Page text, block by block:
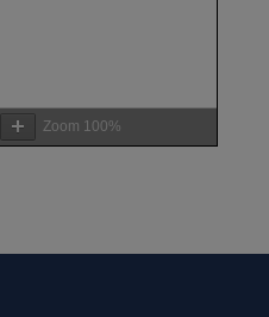
Zoom 100%